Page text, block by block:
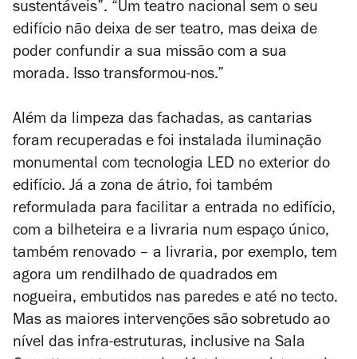
sustentáveis”. “Um teatro nacional sem o seu
edifício não deixa de ser teatro, mas deixa de
poder confundir a sua missão com a sua
morada. Isso transformou-nos.”
Além da limpeza das fachadas, as cantarias
foram recuperadas e foi instalada iluminação
monumental com tecnologia LED no exterior do
edifício. Já a zona de átrio, foi também
reformulada para facilitar a entrada no edifício,
com a bilheteira e a livraria num espaço único,
também renovado – a livraria, por exemplo, tem
agora um rendilhado de quadrados em
nogueira, embutidos nas paredes e até no tecto.
Mas as maiores intervenções são sobretudo ao
nível das infra-estruturas, inclusive na Sala